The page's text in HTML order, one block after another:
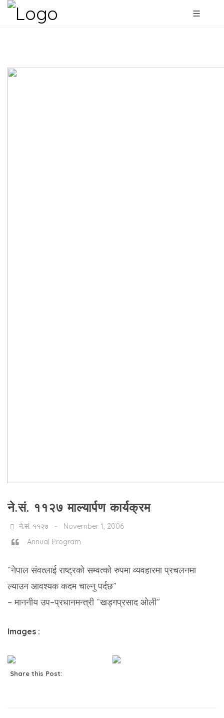
ने.सं. ११२७ माल्यार्पण कार्यक्रम
ने.सं. ११२७ - November 1, 2006
Annual Program
“नेपाल संवत्लाई राष्ट्रको सम्वत्को रुपमा व्यवहारमा प्रचलनमा
ल्याउन आवश्यक कदम चाल्नु पर्दछ”
– माननीय उप–प्रधानमन्त्री “खड्गप्रसाद ओली”
Images :
Share this Post: